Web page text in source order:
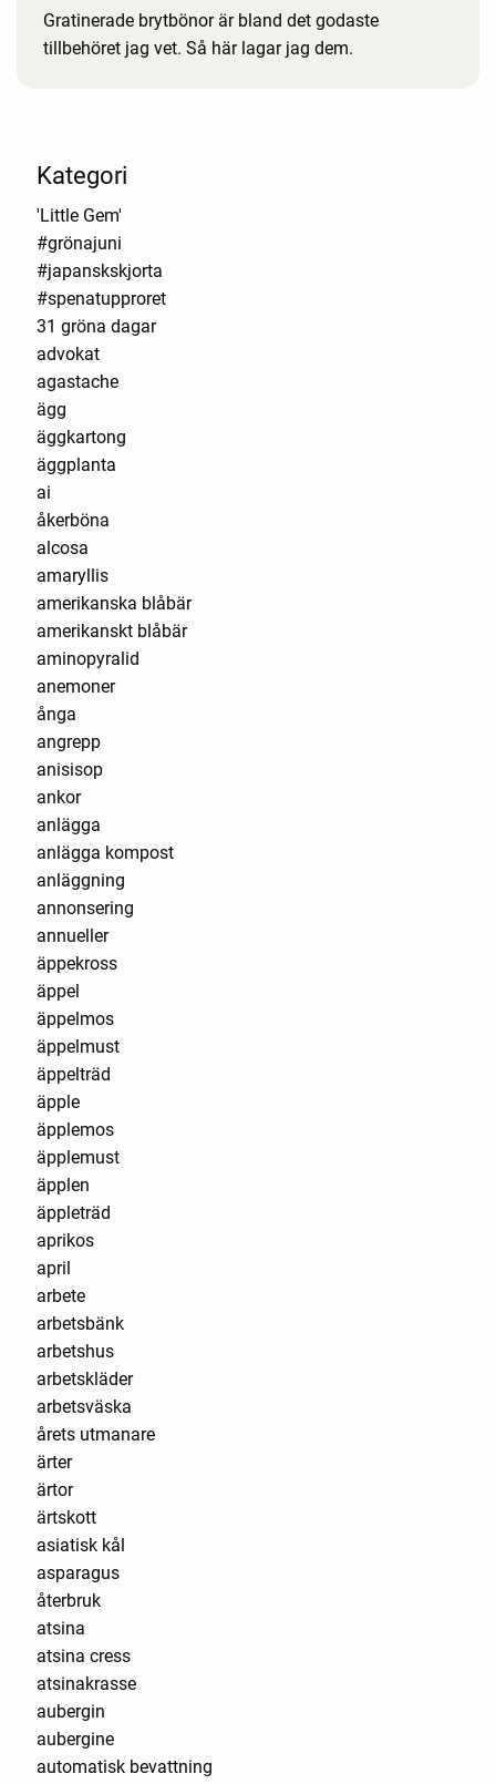
Gratinerade brytbönor är bland det godaste
tillbehöret jag vet. Så här lagar jag dem.
Kategori
'Little Gem'
#grönajuni
#japanskskjorta
#spenatupproret
31 gröna dagar
advokat
agastache
ägg
äggkartong
äggplanta
ai
åkerböna
alcosa
amaryllis
amerikanska blåbär
amerikanskt blåbär
aminopyralid
anemoner
ånga
angrepp
anisisop
ankor
anlägga
anlägga kompost
anläggning
annonsering
annueller
äppekross
äppel
äppelmos
äppelmust
äppelträd
äpple
äpplemos
äpplemust
äpplen
äppleträd
aprikos
april
arbete
arbetsbänk
arbetshus
arbetskläder
arbetsväska
årets utmanare
ärter
ärtor
ärtskott
asiatisk kål
asparagus
återbruk
atsina
atsina cress
atsinakrasse
aubergin
aubergine
automatisk bevattning